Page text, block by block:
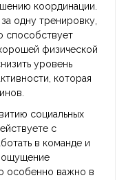
координации.
одну тренировку,
способствует
физической
уровень
которая
социальных
с
в команде и
ощущение
особенно важно в